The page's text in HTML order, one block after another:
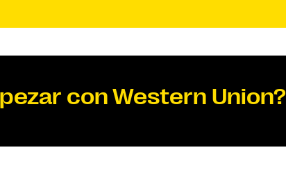
con Western Union?